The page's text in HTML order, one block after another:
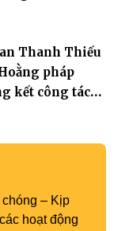
Thanh Thiếu
pháp
kết công tác
– Kịp
hoạt động